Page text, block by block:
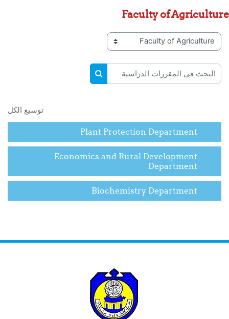
Faculty of Agriculture
تصنيفات المقررات
البحث في المقررات الدراسية
البحث في المقررات الدراسية
توسيع الكل
Plant Protection Department
Economics and Rural Development
Department
Biochemistry Department